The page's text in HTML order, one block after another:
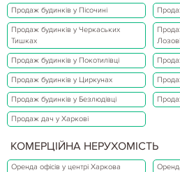
Продаж будинків у Пісочині
Продаж будинків у Черкаських
Тишках
Продаж будинків у Покотилівці
Продаж будинків у Циркунах
Продаж будинків у Безлюдівці
Продаж дач у Харкові
КОМЕРЦІЙНА НЕРУХОМІСТЬ
Оренда офісів у центрі Харкова